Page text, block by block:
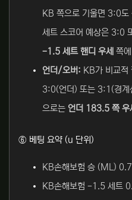
KB 쪽으로 기울면 3:0도
세트 스코어 예상은 3:0
-1.5 세트 핸디 우세 쪽
언더/오버: KB가 비교적
3:0(언더) 또는 3:1(경계
으로는 언더 183.5 쪽 우
⑥ 베팅 요약 (u 단위)
KB손해보험 승 (ML)
KB손해보험 -1.5 세트